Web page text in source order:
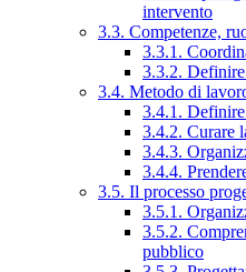
intervento
3.3. Competenze,
3.3.1.
3.3.2.
3.4. Metodo di
3.4.1.
3.4.2. Curare
3.4.3.
3.4.4.
3.5. Il processo
3.5.1.
3.5.2.
pubblico